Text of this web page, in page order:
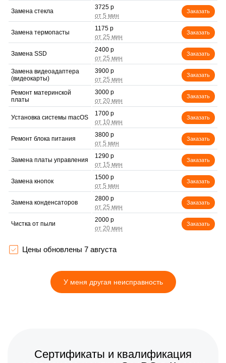
Замена стекла
3725 р
Заказать
Замена термопасты
1175 р
Заказать
Замена SSD
2400 р
Заказать
Замена видеоадаптера
(видеокарты)
3900 р
Заказать
Ремонт материнской
платы
3000 р
Заказать
Установка системы macOS
1700 р
Заказать
Ремонт блока питания
3800 р
Заказать
Замена платы управления
1290 р
Заказать
Замена кнопок
1500 р
Заказать
Замена конденсаторов
2800 р
Заказать
Чистка от пыли
2000 р
Заказать
жёсткого диска)
Замена разъема зарядки
1500 р
Замена разъемов Заказать
Цены обновлены 7 августа
У меня другая неисправность
Сертификаты и квалификация